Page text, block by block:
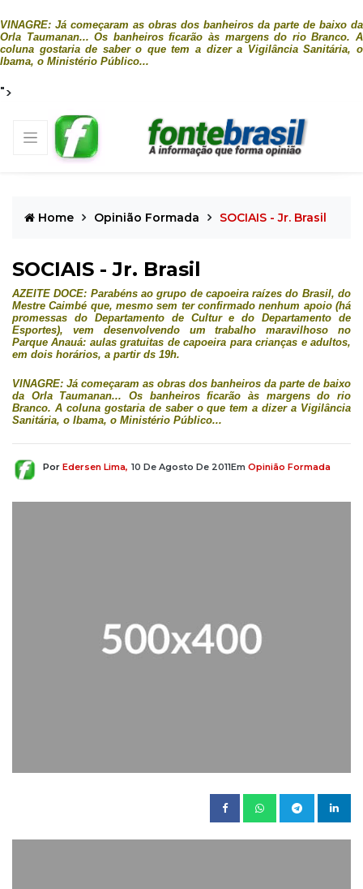
VINAGRE: Já começaram as obras dos banheiros da parte de baixo da
Orla Taumanan... Os banheiros ficarão às margens do rio Branco. A
coluna gostaria de saber o que tem a dizer a Vigilância Sanitária, o
Ibama, o Ministério Público...
">
Home Opinião Formada SOCIAIS - Jr. Brasil
SOCIAIS - Jr. Brasil
AZEITE DOCE: Parabéns ao grupo de capoeira raízes do Brasil, do
Mestre Caimbé que, mesmo sem ter confirmado nenhum apoio (há
promessas do Departamento de Cultur e do Departamento de
Esportes), vem desenvolvendo um trabalho maravilhoso no
Parque Anauá: aulas gratuitas de capoeira para crianças e adultos,
em dois horários, a partir ds 19h.
VINAGRE: Já começaram as obras dos banheiros da parte de baixo
da Orla Taumanan... Os banheiros ficarão às margens do rio
Branco. A coluna gostaria de saber o que tem a dizer a Vigilância
Sanitária, o Ibama, o Ministério Público...
Por Edersen Lima, 10 De Agosto De 2011Em Opinião Formada